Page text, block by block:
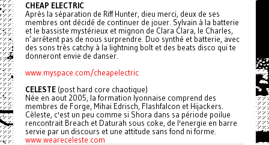
CHEAP ELECTRIC
Après la séparation de Riff Hunter, dieu merci, deux de ses
membres ont décidé de continuer de jouer. Sylvain à la batterie
et le bassiste mystérieux et mignon de Clara Clara, le Charles,
n’arrêtent pas de nous surprendre. Duo synthé et batterie, avec
des sons très catchy à la lightning bolt et des beats disco qui te
donneront envie de danser.
www.myspace.com/cheapelectric
CELESTE (post hard core chaotique)
Née en aout 2005, la formation lyonnaise comprend des
membres de Forge, Mihai Edrisch, Flashfalcon et Hijackers.
Cèleste, c'est un peu comme si Shora dans sa période poilue
rencontrait Breach et Daturah sous coke, de l'energie en barre
servie par un discours et une attitude sans fond ni forme.
www.weareceleste.com